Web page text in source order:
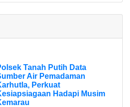
Tanah Putih Data
Air Pemadaman
Perkuat
Hadapi Musim